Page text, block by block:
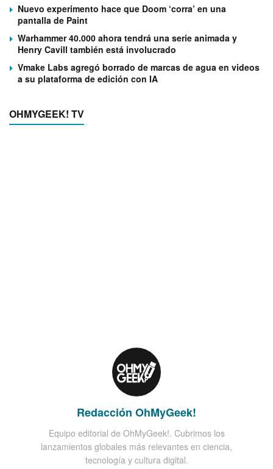
Nuevo experimento hace que Doom ‘corra’ en una
pantalla de Paint
Warhammer 40.000 ahora tendrá una serie animada y
Henry Cavill también está involucrado
Vmake Labs agregó borrado de marcas de agua en videos
a su plataforma de edición con IA
OHMYGEEK! TV
Redacción OhMyGeek!
Equipo editorial de OhMyGeek!. Cubrimos los
lanzamientos globales más relevantes en ciencia,
tecnología y cultura digital.